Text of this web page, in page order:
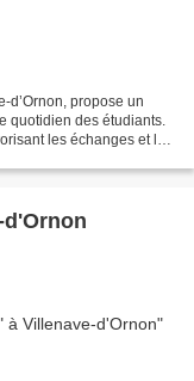
d’Ornon, propose un
quotidien des étudiants.
les échanges et la